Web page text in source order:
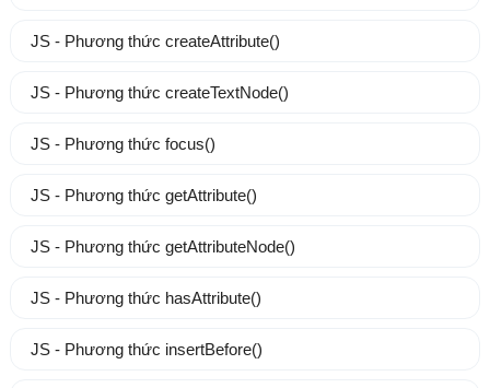
JS - Phương thức createAttribute()
JS - Phương thức createTextNode()
JS - Phương thức focus()
JS - Phương thức getAttribute()
JS - Phương thức getAttributeNode()
JS - Phương thức hasAttribute()
JS - Phương thức insertBefore()